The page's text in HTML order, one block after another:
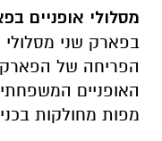
מסלולי אופניים
בפארק שני מסלולי
הפריחה של
האופניים
מפות מחולקות